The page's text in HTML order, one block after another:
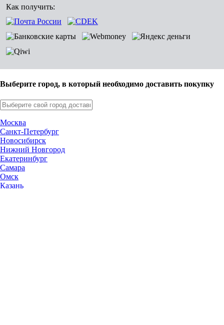
Как получить:
Выберите город, в который необходимо доставить покупку
Москва
Санкт-Петербург
Новосибирск
Нижний Новгород
Екатеринбург
Самара
Омск
Казань